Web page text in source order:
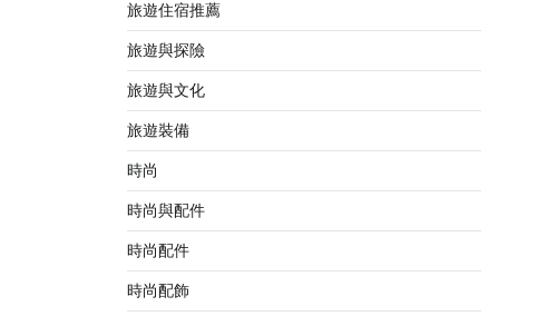
旅遊住宿推薦
旅遊與探險
旅遊與文化
旅遊裝備
時尚
時尚與配件
時尚配件
時尚配飾